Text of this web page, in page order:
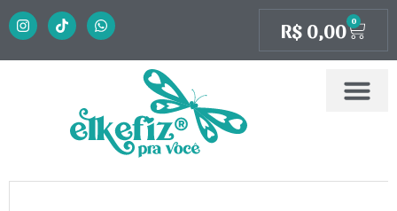
R$ 0,00 0